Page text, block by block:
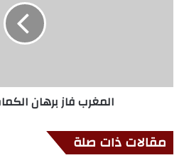
المغرب فاز برهان
مقالات ذات صلة